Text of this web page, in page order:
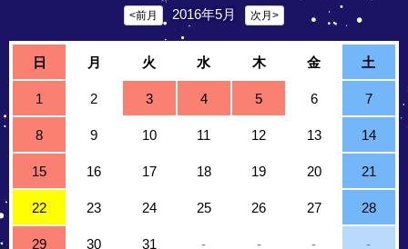
<前月 2016年5月 次月>
日 月 火 水 木 金 土
1 2 3 4 5 6 7
8 9 10 11 12 13 14
15 16 17 18 19 20 21
22 23 24 25 26 27 28
29 30 31 - - - -